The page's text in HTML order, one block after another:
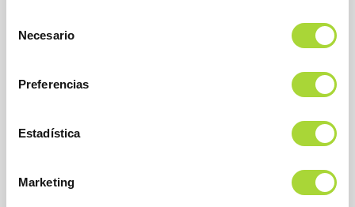
Necesario
Preferencias
Estadística
Marketing
BioSim
Calle Condesa de Venadito, 1